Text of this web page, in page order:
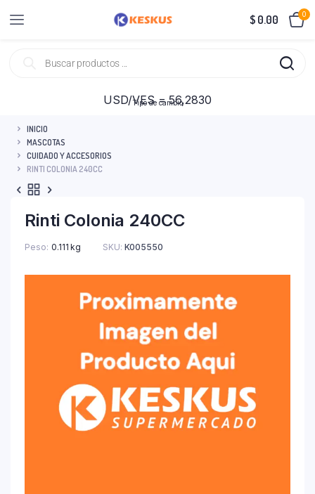
$ 0.00 0
Tipo de cambio
USD/VES = 56,2830
INICIO
MASCOTAS
CUIDADO Y ACCESORIOS
RINTI COLONIA 240CC
Rinti Colonia 240CC
Peso 0.111 kg SKU: K005550